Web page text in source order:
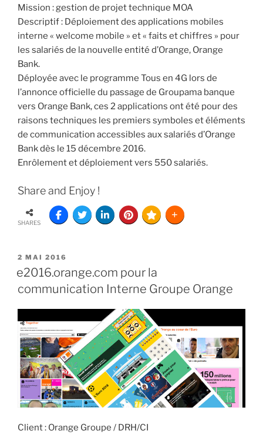
Mission : gestion de projet technique MOA
Descriptif : Déploiement des applications mobiles
interne « welcome mobile » et « faits et chiffres » pour
les salariés de la nouvelle entité d’Orange, Orange
Bank.
Déployée avec le programme Tous en 4G lors de
l’annonce officielle du passage de Groupama banque
vers Orange Bank, ces 2 applications ont été pour des
raisons techniques les premiers symboles et éléments
de communication accessibles aux salariés d’Orange
Bank dès le 15 décembre 2016.
Enrôlement et déploiement vers 550 salariés.
Share and Enjoy !
SHARES
2 MAI 2016
e2016.orange.com pour la
communication Interne Groupe Orange
Client : Orange Groupe / DRH/CI